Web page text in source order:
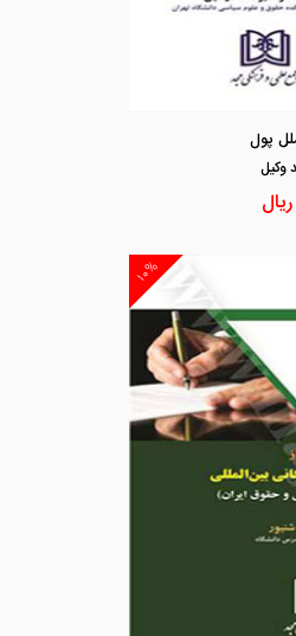
پول
وكيل
۱۰%